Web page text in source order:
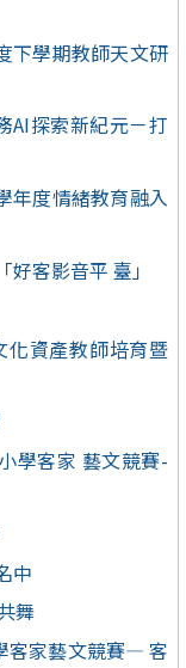
下學期教師天文研
AI探索新紀元－打
年度情緒教育融入
客影音平 臺」
化資產教師培育暨
學客家 藝文競賽-
中
舞
客家藝文競賽— 客